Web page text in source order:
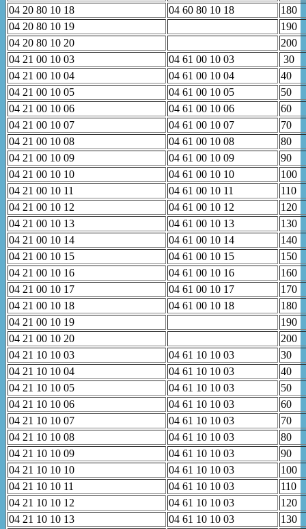
04 20 80 10 18
04 60 80 10 18
180
04 20 80 10 19
190
04 20 80 10 20
200
04 21 00 10 03
04 61 00 10 03
30
04 21 00 10 04
04 61 00 10 04
40
04 21 00 10 05
04 61 00 10 05
50
04 21 00 10 06
04 61 00 10 06
60
04 21 00 10 07
04 61 00 10 07
70
04 21 00 10 08
04 61 00 10 08
80
04 21 00 10 09
04 61 00 10 09
90
04 21 00 10 10
04 61 00 10 10
100
04 21 00 10 11
04 61 00 10 11
110
04 21 00 10 12
04 61 00 10 12
120
04 21 00 10 13
04 61 00 10 13
130
04 21 00 10 14
04 61 00 10 14
140
04 21 00 10 15
04 61 00 10 15
150
04 21 00 10 16
04 61 00 10 16
160
04 21 00 10 17
04 61 00 10 17
170
04 21 00 10 18
04 61 00 10 18
180
04 21 00 10 19
190
04 21 00 10 20
200
04 21 10 10 03
04 61 10 10 03
30
04 21 10 10 04
04 61 10 10 03
40
04 21 10 10 05
04 61 10 10 03
50
04 21 10 10 06
04 61 10 10 03
60
04 21 10 10 07
04 61 10 10 03
70
04 21 10 10 08
04 61 10 10 03
80
04 21 10 10 09
04 61 10 10 03
90
04 21 10 10 10
04 61 10 10 03
100
04 21 10 10 11
04 61 10 10 03
110
04 21 10 10 12
04 61 10 10 03
120
04 21 10 10 13
04 61 10 10 03 130